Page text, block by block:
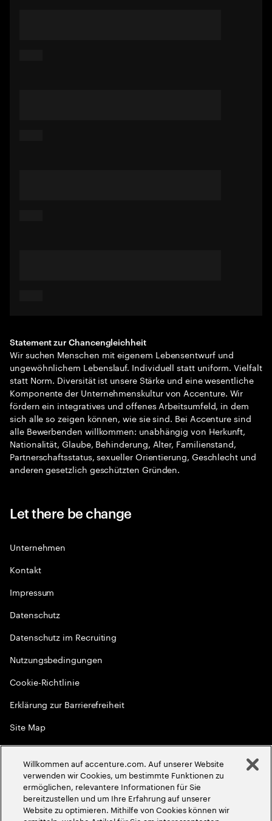
Statement zur Chancengleichheit
Wir suchen Menschen mit eigenem Lebensentwurf und
ungewöhnlichem Lebenslauf. Individuell statt uniform. Vielfalt
statt Norm. Diversität ist unsere Stärke und eine wesentliche
Komponente der Unternehmenskultur von Accenture. Wir
fördern ein integratives und offenes Arbeitsumfeld, in dem
sich alle so zeigen können, wie sie sind. Bei Accenture sind
alle Bewerbenden willkommen: unabhängig von Herkunft,
Nationalität, Glaube, Behinderung, Alter, Familienstand,
Partnerschaftsstatus, sexueller Orientierung, Geschlecht und
anderen gesetzlich geschützten Gründen.
Let there be change
Unternehmen
Kontakt
Impressum
Datenschutz
Datenschutz im Recruiting
Nutzungsbedingungen
Cookie-Richtlinie
Erklärung zur Barrierefreiheit
Site Map
Globale Meritokratie
2026Accenture. Alle Rechte vorbehalten
Willkommen auf accenture.com. Auf unserer Website
verwenden wir Cookies, um bestimmte Funktionen zu
ermöglichen, relevantere Informationen für Sie
bereitzustellen und um Ihre Erfahrung auf unserer
Website zu optimieren. Mithilfe von Cookies können wir